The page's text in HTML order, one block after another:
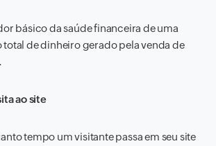
básico da saúde financeira de uma
total de dinheiro gerado pela venda de
ao site
tempo um visitante passa em seu site